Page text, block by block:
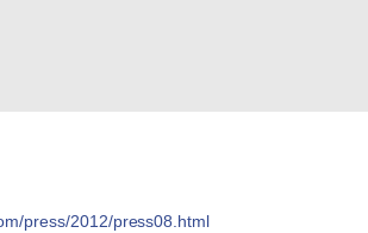
press/2012/press08.html